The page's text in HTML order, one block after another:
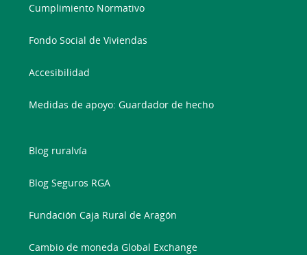
Cumplimiento Normativo
Fondo Social de Viviendas
Accesibilidad
Medidas de apoyo: Guardador de hecho
Blog ruralvía
Blog Seguros RGA
Fundación Caja Rural de Aragón
Cambio de moneda Global Exchange